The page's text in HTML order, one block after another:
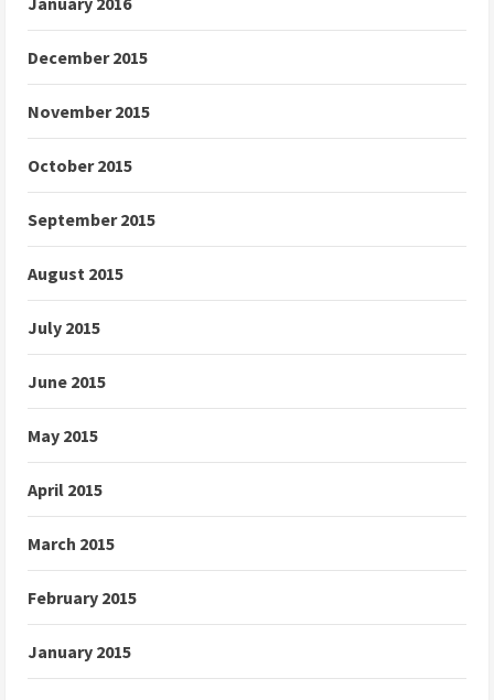
December 2015
November 2015
October 2015
September 2015
August 2015
July 2015
June 2015
May 2015
April 2015
March 2015
February 2015
January 2015